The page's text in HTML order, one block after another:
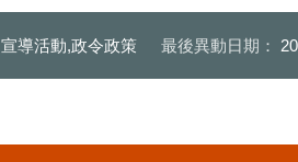
宣導活動,政令政策 最後異動日期：